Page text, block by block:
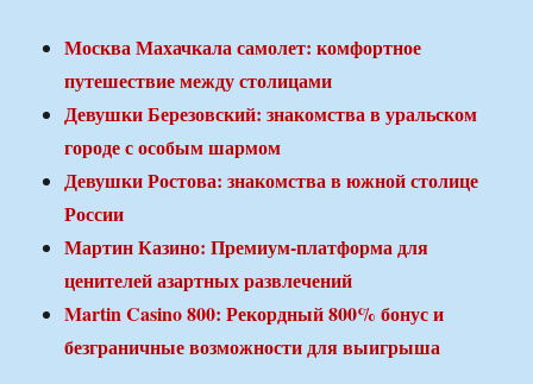
Москва Махачкала самолет: комфортное
путешествие между столицами
Девушки Березовский: знакомства в уральском
городе с особым шармом
Девушки Ростова: знакомства в южной столице
России
Мартин Казино: Премиум-платформа для
ценителей азартных развлечений
Martin Casino 800: Рекордный 800% бонус и
безграничные возможности для выигрыша